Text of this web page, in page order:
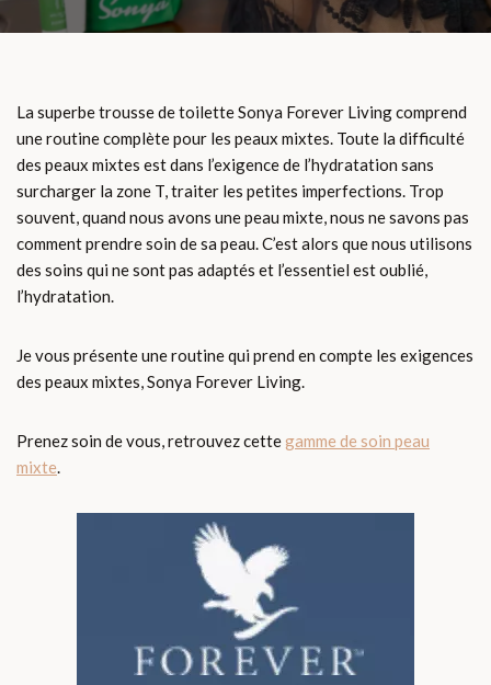
La superbe trousse de toilette Sonya Forever Living comprend
une routine complète pour les peaux mixtes. Toute la difficulté
des peaux mixtes est dans l’exigence de l’hydratation sans
surcharger la zone T, traiter les petites imperfections. Trop
souvent, quand nous avons une peau mixte, nous ne savons pas
comment prendre soin de sa peau. C’est alors que nous utilisons
des soins qui ne sont pas adaptés et l’essentiel est oublié,
l’hydratation.
Je vous présente une routine qui prend en compte les exigences
des peaux mixtes, Sonya Forever Living.
Prenez soin de vous, retrouvez cettegamme de soin peau
mixte.